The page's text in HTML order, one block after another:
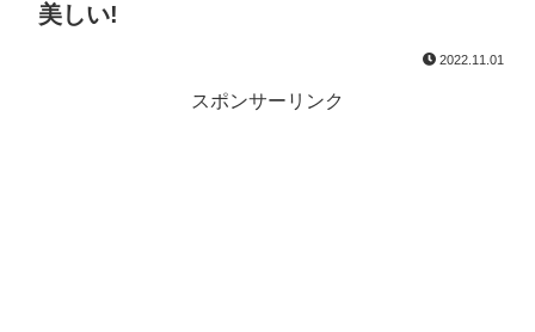
美しい!
2022.11.01
スポンサーリンク